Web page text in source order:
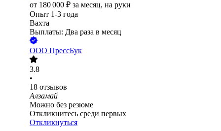
от 180 000 ₽ за месяц, на руки
Опыт 1-3 года
Вахта
Выплаты: Два раза в месяц
ООО ПрессБук
3.8
•
18 отзывов
Алзамай
Можно без резюме
Откликнитесь среди первых
Откликнуться